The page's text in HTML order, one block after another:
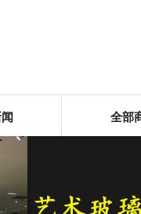
全部